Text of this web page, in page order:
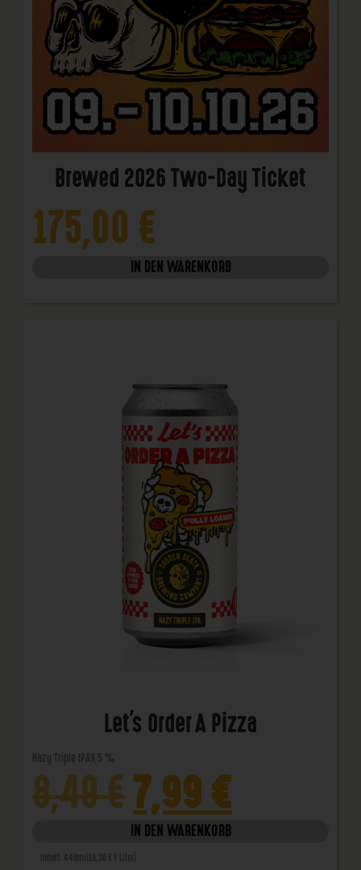
Brewed 2026 Two-Day Ticket
175,00 €
IN DEN WARENKORB
Let's Order A Pizza
8,49€7,99€
IN DEN WARENKORB